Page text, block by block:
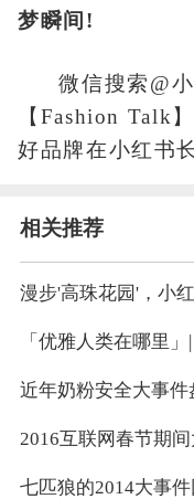
梦瞬间!
微信搜索@
【Fashion Talk
好品牌在小红书
相关推荐
近年奶粉安全大事件
2016互联网春节期
七匹狼的2014大事